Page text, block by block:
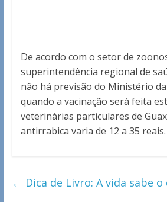
De acordo com o setor de
superintendência regional de
não há previsão do Ministério
quando a vacinação será feita
veterinárias particulares de
antirrabica varia de 12 a 35 reais.
← Dica de Livro: A vida sabe o